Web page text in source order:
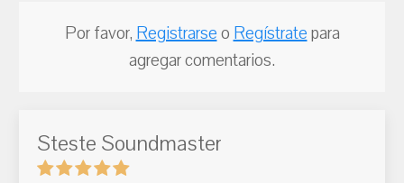
Por favor, Registrarseo Regístratepara
agregar comentarios.
Steste Soundmaster